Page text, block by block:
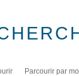
Parcourir par